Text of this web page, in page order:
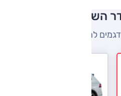
השוואה למתחרים